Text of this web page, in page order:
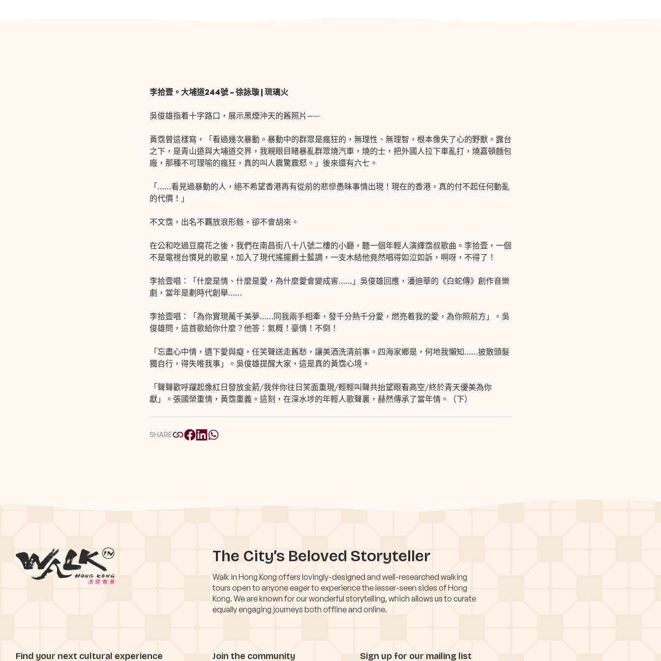
李拾壹。大埔道244號 – 徐詠璇| 琉璃火
吳俊雄指着十字路口，展示黑煙沖天的舊照片 ——
黃霑曾這樣寫，「看過幾次暴動。暴動中的群眾是瘋狂的，無理性、 無理智，根本像失了心的野獸。露台
之下，是青山道與大埔道交界， 我親眼目睹暴亂群眾燒汽車，燒的士，把外國人拉下車亂打， 燒嘉頓麵包
廠，那種不可理喻的瘋狂，真的叫人震驚震怒。」 後來還有六七。
「 ……看見過暴動的人， 絕不希望香港再有從前的悲慘愚昧事情出現！現在的香港， 真的付不起任何動亂
的代價！」
不文霑，出名不覊放浪形骸，卻不會胡來。
在公和吃過豆腐花之後，我們在南昌街八十八號二樓的小廳， 聽一個年輕人演繹霑叔歌曲。李拾壹，一個
不是電視台慣見的歌星， 加入了現代搖擺爵士藍調，一支木結他竟然唱得如泣如訴，啊呀， 不得了！
李拾壹唱：「什麼是情、什麼是愛，為什麼愛會變成害…… 」 吳俊雄回應，潘迪華的《白蛇傳》創作音樂
劇，當年是劃時代創舉……
李拾壹唱：「為你實現萬千美夢……同我兩手相牽， 發千分熱千分愛，燃亮着我的愛，為你照前方」。吳
俊雄問， 這首歌給你什麼？他答：氣概！豪情！不倒！
「忘盡心中情，遺下愛與癡，任笑聲送走舊愁，讓美酒洗清前事。 四海家鄉是，何地我懶知……披散頭髮
獨自行，得失唯我事」。 吳俊雄提醒大家，這是真的黃霑心境。
「聲聲歡呼躍起像紅日發放金箭/我伴你往日笑面重現/輕輕叫聲共抬望眼看高空/終於青天優美為你
獻」。張國榮重情，黃霑重義。 這刻，在深水埗的年輕人歌聲裏，赫然傳承了當年情。（下）
SHARE
The City’s Beloved Storyteller
Walk in Hong Kong offers lovingly-designed and well-researched walking
tours open to anyone eager to experience the lesser-seen sides of Hong
Kong. We are known for our wonderful storytelling, which allows us to curate
equally engaging journeys both offline and online.
Find your next cultural experience Join the community Sign up for our mailing list